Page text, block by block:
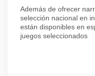
Además de ofrecer
selección nacional en
están disponibles en
juegos seleccionados